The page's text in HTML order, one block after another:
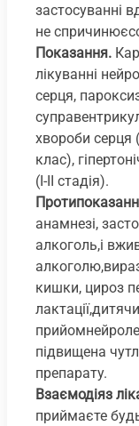
застосуванні
не
Показання.
лікуванні
серця,
хвороби серця
клас),
(І-ІІ стадія).
анамнезі,
алкоголь,і
кишки, цироз
підвищена
препарату.
Взаємодіяз
приймаєте